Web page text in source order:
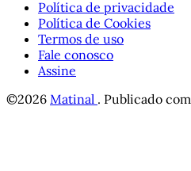
Política de privacidade
Política de Cookies
Termos de uso
Fale conosco
Assine
©2026 Matinal . Publicado com